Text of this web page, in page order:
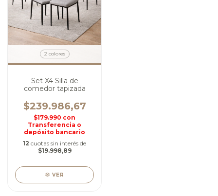
2 colores
Set X4 Silla de
comedor tapizada
$239.986,67
$179.990 con
Transferencia o
depósito bancario
12 cuotas sin interés de
$19.998,89
VER